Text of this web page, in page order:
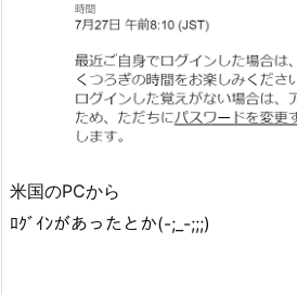
米国のPCから
ﾛｸﾞｲﾝがあったとか(-;_-;;;)